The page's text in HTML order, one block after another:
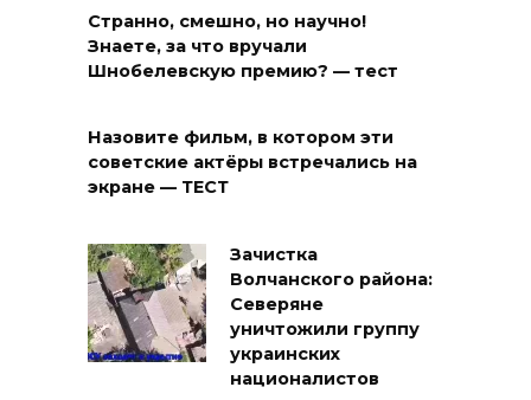
Странно, смешно, но научно!
Знаете, за что вручали
Шнобелевскую премию? — тест
Назовите фильм, в котором эти
советские актёры встречались на
экране — ТЕСТ
Зачистка
Волчанского района:
Северяне
уничтожили группу
украинских
националистов